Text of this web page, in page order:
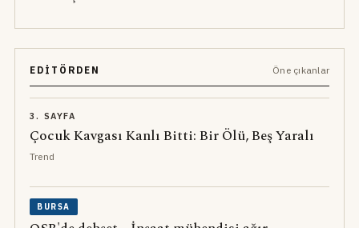
EDITÖRDEN Öne çıkanlar
3. SAYFA
Çocuk Kavgası Kanlı Bitti: Bir Ölü, Beş Yaralı
Trend
BURSA